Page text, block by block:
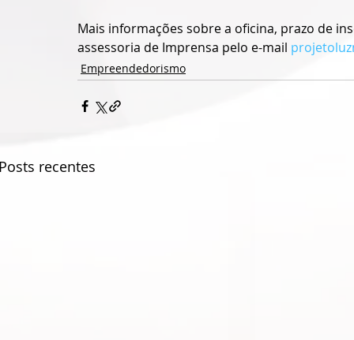
Mais informações sobre a oficina, prazo de
assessoria de Imprensa pelo e-mail
Empreendedorismo
recentes